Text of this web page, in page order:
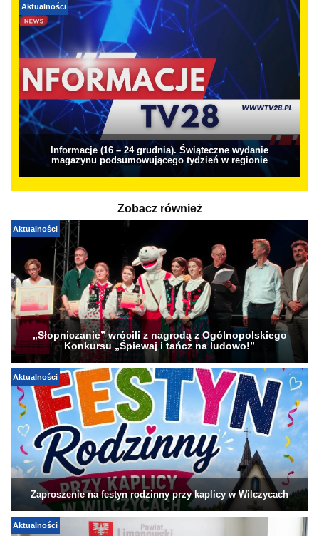
Aktualności
Informacje (16 – 24 grudnia). Świąteczne wydanie
magazynu podsumowującego tydzień w regionie
Zobacz również
Aktualności
„Słopniczanie” wrócili z nagrodą z Ogólnopolskiego
Konkursu „Śpiewaj i tańcz na ludowo!”
Aktualności
Zaproszenie na festyn rodzinny przy kaplicy w Wilczycach
Aktualności